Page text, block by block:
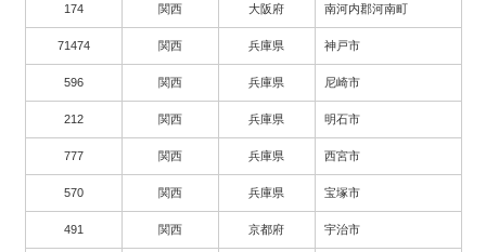
174 関西 大阪府 南河内郡河南町
71474 関西 兵庫県 神戸市
596 関西 兵庫県 尼崎市
212 関西 兵庫県 明石市
777 関西 兵庫県 西宮市
570 関西 兵庫県 宝塚市
491 関西 京都府 宇治市